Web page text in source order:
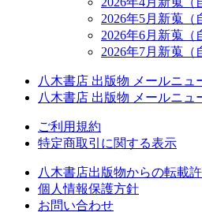
2026年5月新蒐（
2026年6月新蒐（
2026年7月新蒐（
八木書店 出版物 メールニュ
八木書店 出版物 メールニュ
ご利用規約
特定商取引に関する表示
八木書店出版物からの転載
個人情報保護方針
お問い合わせ